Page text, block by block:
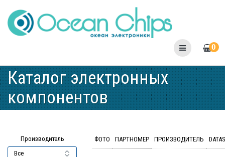
to
content
0
Каталог электронных
компонентов
Производитель ФОТО ПАРТНОМЕР ПРОИЗВОДИТЕЛЬ